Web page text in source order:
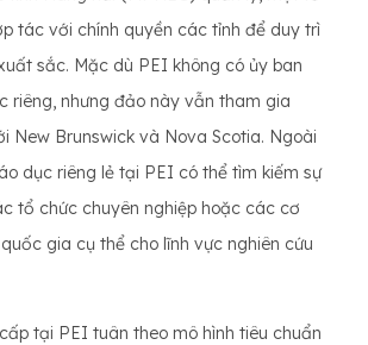
tác với chính quyền các tỉnh để duy trì
sắc. Mặc dù PEI không có ủy ban
riêng, nhưng đảo này vẫn tham gia
New Brunswick và Nova Scotia. Ngoài
dục riêng lẻ tại PEI có thể tìm kiếm sự
tổ chức chuyên nghiệp hoặc các cơ
gia cụ thể cho lĩnh vực nghiên cứu
tại PEI tuân theo mô hình tiêu chuẩn